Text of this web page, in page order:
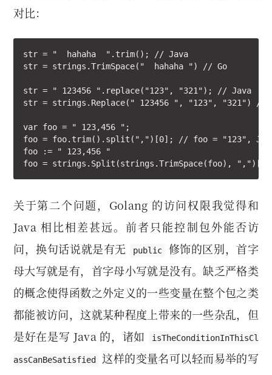
对比：
str = "  hahaha  ".trim(); // Java
str = strings.TrimSpace("  hahaha ") // Go
str = " 123456 ".replace("123", "321"); // Java
str = strings.Replace(" 123456 ", "123", "321") //
var foo = " 123,456 ";
foo = foo.trim().split(",")[0]; // foo = "123",
foo := " 123,456 "
foo = strings.Split(strings.TrimSpace(foo),
关于第二个问题，Golang 的访问权限我觉得和
Java 相比相差甚远。前者只能控制包外能否访
问，换句话说就是有无
public
修饰的区别，首字
母大写就是有，首字母小写就是没有。缺乏严格类
的概念使得函数之外定义的一些变量在整个包之类
都能被访问，这就某种程度上带来的一些杂乱，但
是好在是写 Java 的，诸如
isTheConditionInThisCl
assCanBeSatisfied
这样的变量名可以轻而易举的写